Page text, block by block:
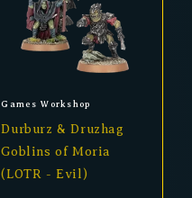
Anbieter:
Games Workshop
Durburz & Druzhag
Goblins of Moria
(LOTR - Evil)